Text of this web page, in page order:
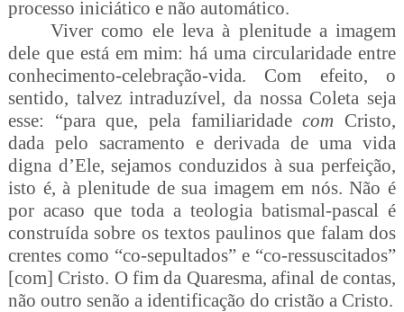
processo iniciático e não automático.
Viver como ele leva à plenitude a imagem
dele que está em mim: há uma circularidade entre
conhecimento-celebração-vida. Com efeito, o
sentido, talvez intraduzível, da nossa Coleta seja
esse: “para que, pela familiaridadecom Cristo,
dada pelo sacramento e derivada de uma vida
digna d’Ele, sejamos conduzidos à sua perfeição,
isto é, à plenitude de sua imagem em nós. Não é
por acaso que toda a teologia batismal-pascal é
construída sobre os textos paulinos que falam dos
crentes como “co-sepultados” e “co-ressuscitados”
[com] Cristo. O fim da Quaresma, afinal de contas,
não outro senão a identificação do cristão a Cristo.